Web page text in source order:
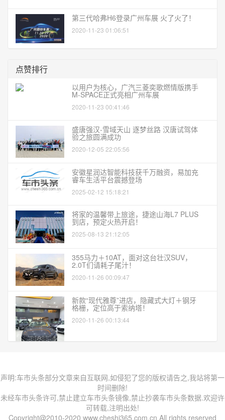
第三代哈弗H6登录广州车展 火了火了！
2020-11-23 01:06:51
点赞排行
以用户为核心，广汽三菱奕歌燃情版携手
M-SPACE正式亮相广州车展
2020-11-23 00:41:46
盛唐强汉-雪域天山 逐梦丝路 汉唐试驾体
验之旅圆满成功
2020-12-05 22:05:56
安徽星润达智能科技获千万融资，易加充
睿车生活平台震撼登场
2025-02-12 15:18:21
将家的温馨带上旅途，捷途山海L7 PLUS
到店，预定火热开启！
2025-08-13 21:12:05
355马力＋10AT，面对这台壮汉SUV，
2.0T们请耗子尾汁！
2020-11-26 00:09:47
新款“现代雅尊”进店，隐藏式大灯＋钢牙
格栅，定位高于索纳塔！
2020-11-26 00:13:44
声明:车市头条部分文章来自互联网,如侵犯了您的版权请告之,我站将第一
时间删除!
未经车市头条许可,禁止建立车市头条镜像,禁止抄袭车市头条数据.欢迎许
可转载,注明出处!
Copyright@2010-2020 www.cheshi365.com.cn All rights reserved